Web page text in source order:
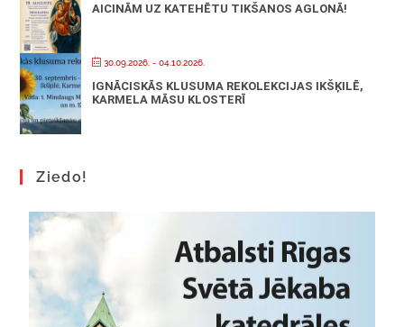
AICINĀM UZ KATEHĒTU TIKŠANOS AGLONĀ!
30.09.2026. - 04.10.2026.
IGNĀCISKĀS KLUSUMA REKOLEKCIJAS IKŠĶILĒ,
KARMELA MĀSU KLOSTERĪ
Ziedo!